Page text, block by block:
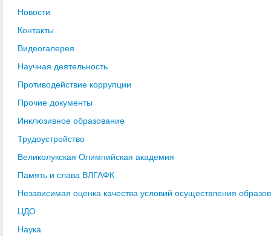
Новости
Контакты
Видеогалерея
Научная деятельность
Противодействие коррупции
Прочие документы
Инклюзивное образование
Трудоустройство
Великолукская Олимпийская академия
Память и слава ВЛГАФК
Независимая оценка качества условий осуществления
ЦДО
Наука